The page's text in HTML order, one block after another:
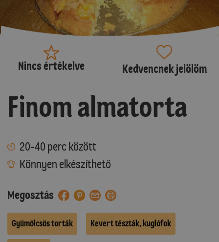
Nincs értékelve Kedvencnek jelölöm
Finom almatorta
20-40 perc között
Könnyen elkészíthető
Megosztás
Gyümölcsös torták Kevert tészták, kuglófok